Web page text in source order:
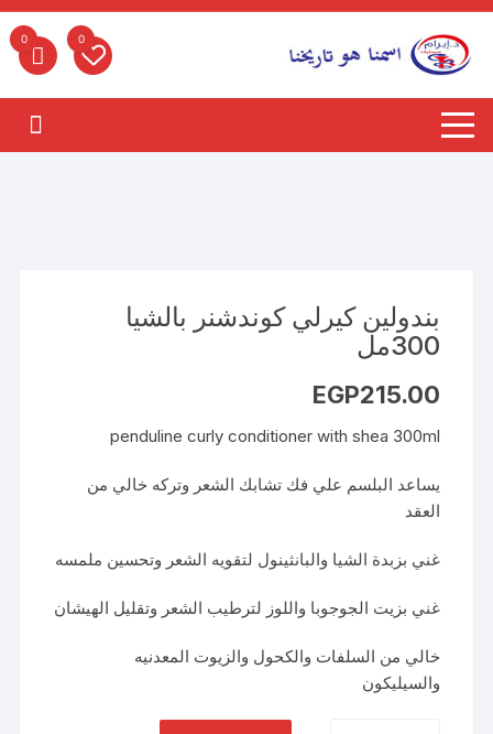
التجاوز
المحتوى
0
0
بندولين كيرلي كوندشنر بالشيا
300مل
EGP215.00
penduline curly conditioner with shea 300ml
يساعد البلسم علي فك تشابك الشعر وتركه خالي من
العقد
غني بزبدة الشيا والبانثينول لتقويه الشعر وتحسين ملمسه
غني بزيت الجوجوبا واللوز لترطيب الشعر وتقليل الهيشان
خالي من السلفات والكحول والزيوت المعدنيه
والسيليكون